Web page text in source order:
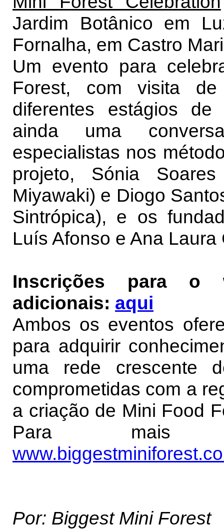
Jardim Botânico em
Fornalha, em Castro
Um evento para
Forest, com visita
diferentes estágios de
ainda uma
especialistas nos
projeto, Sónia
Miyawaki) e Diogo
Sintrópica), e os
Luís Afonso e Ana Laura
Inscrições para o
adicionais: aqui
Ambos os eventos
para adquirir
uma rede crescente
comprometidas com a
a criação de Mini Food
Para mais
Por: Biggest Mini Forest